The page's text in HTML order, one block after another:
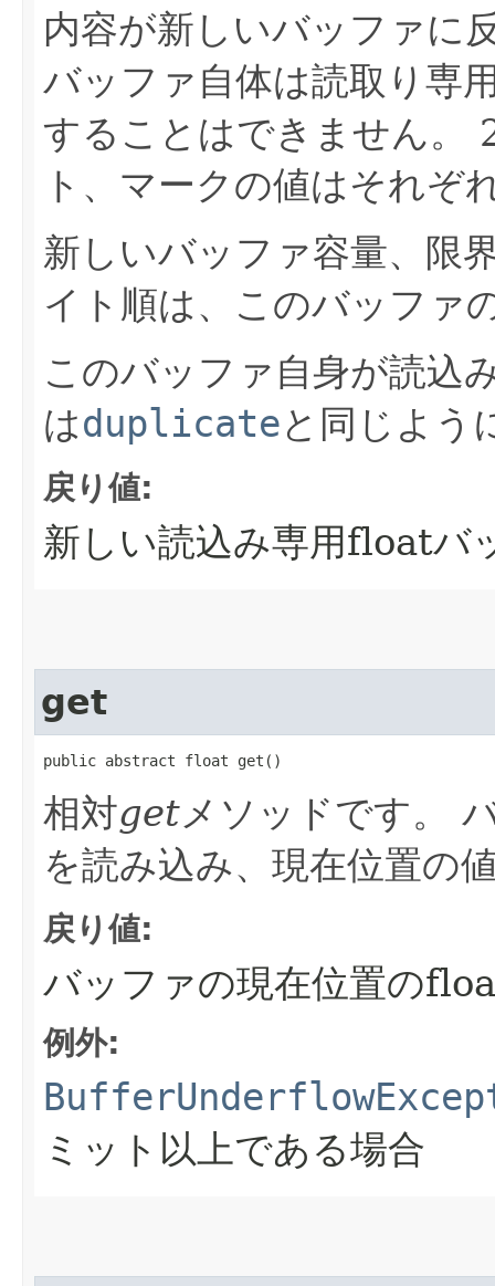
内容が新しいバッファに
バッファ自体は読取り専
することはできません。
ト、マークの値はそれぞ
新しいバッファ容量、限
イト順は、このバッファ
このバッファ自身が読込
はduplicateと同じよう
戻り値:
新しい読込み専用floatバ
get
public abstract float get()
相対getメソッドです。
を読み込み、現在位置の
戻り値:
バッファの現在位置の
例外:
ミット以上である場合